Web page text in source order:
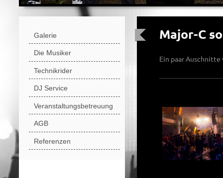
Major-C
Ein paar Auschnitte
Galerie
Die Musiker
Technikrider
DJ Service
Veranstaltungsbetreuung
AGB
Referenzen